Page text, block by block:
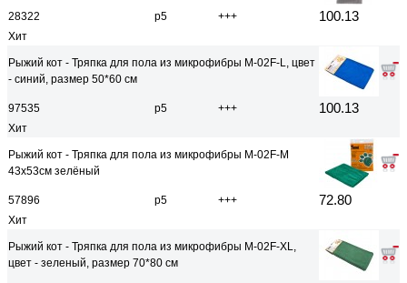
28322 р5 +++ 100.13
Хит
Рыжий кот - Тряпка для пола из микрофибры M-02F-L, цвет
- синий, размер 50*60 см
97535 р5 +++ 100.13
Хит
Рыжий кот - Тряпка для пола из микрофибры M-02F-M
43х53см зелёный
57896 р5 +++ 72.80
Хит
Рыжий кот - Тряпка для пола из микрофибры M-02F-XL,
цвет - зеленый, размер 70*80 см